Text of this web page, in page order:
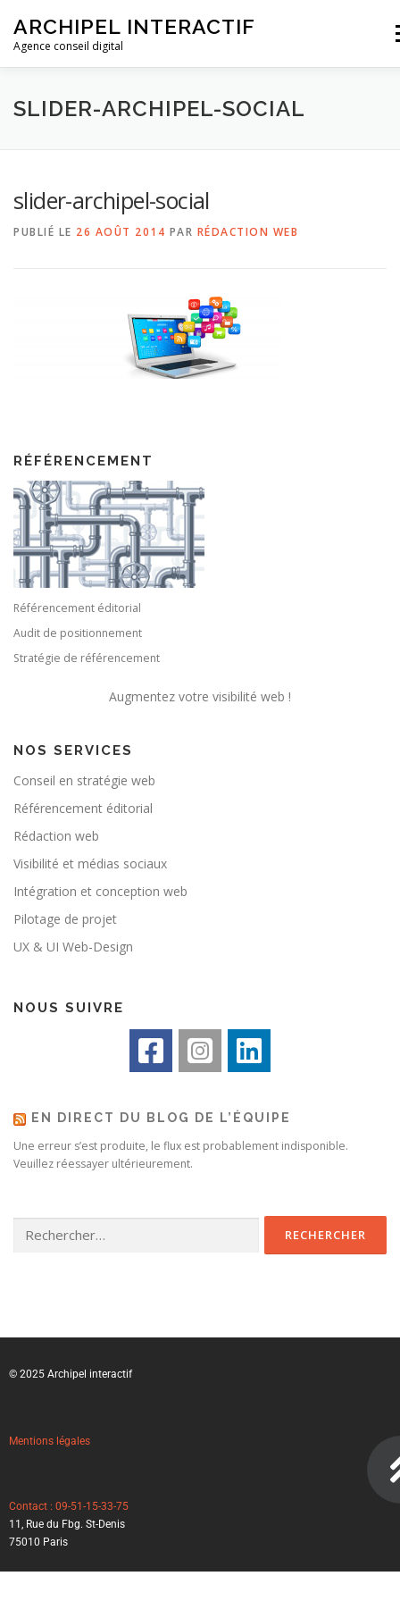
ARCHIPEL INTERACTIF
Agence conseil digital
ACCUEIL L’AGENCE NOS FORMATIONS
SLIDER-ARCHIPEL-SOCIAL
slider-archipel-social
PUBLIÉ LE 26 AOÛT 2014 PAR RÉDACTION WEB
RÉFÉRENCEMENT
Référencement éditorial
Audit de positionnement
Stratégie de référencement
Augmentez votre visibilité web !
NOS SERVICES
Conseil en stratégie web
Référencement éditorial
Rédaction web
Visibilité et médias sociaux
Intégration et conception web
Pilotage de projet
UX & UI Web-Design
NOUS SUIVRE
EN DIRECT DU BLOG DE L’ÉQUIPE
Une erreur s’est produite, le flux est probablement indisponible.
Veuillez réessayer ultérieurement.
© 2025 Archipel interactif
Mentions légales
Contact : 09-51-15-33-75
11, Rue du Fbg. St-Denis
75010 Paris